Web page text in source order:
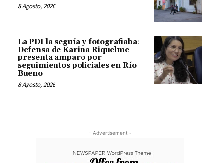
8 Agosto, 2026
La PDI la seguía y fotografiaba:
Defensa de Karina Riquelme
presenta amparo por
seguimientos policiales en Río
Bueno
8 Agosto, 2026
- Advertisement -